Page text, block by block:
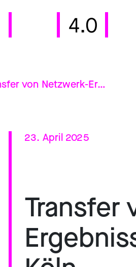
4.0
Transfer von Netzwerk-Ergebnissen in Hamburg und Köln
23. April 2025
Transfer